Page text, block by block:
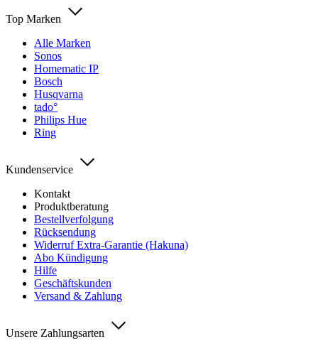
Top Marken
Alle Marken
Sonos
Homematic IP
Bosch
Husqvarna
tado°
Philips Hue
Ring
Kundenservice
Kontakt
Produktberatung
Bestellverfolgung
Rücksendung
Widerruf Extra-Garantie (Hakuna)
Abo Kündigung
Hilfe
Geschäftskunden
Versand & Zahlung
Unsere Zahlungsarten